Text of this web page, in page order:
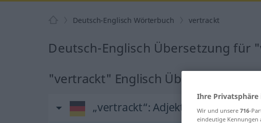
Deutsch-Englisch Wörterbuch vertrackt
Deutsch-Englisch Übersetzung für
"vertrackt" Englisch Übersetzung
„vertrackt“: Adjektiv
Ihre
Wir und unsere 716-
eindeutige Kennungen